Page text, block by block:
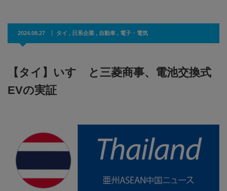
2024.08.27 タイ , 日系企業 , 自動車 , 電子・電気
【タイ】いすゞと三菱商事、電池交換式
EVの実証